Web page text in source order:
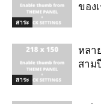
สาระ
ของ
สาระ
หลา
สาม